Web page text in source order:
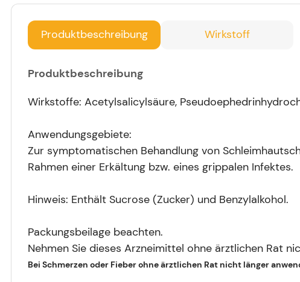
Produktbeschreibung Wirkstoff
Produktbeschreibung
Wirkstoffe: Acetylsalicylsäure,
Anwendungsgebiete:
Zur symptomatischen Behandlung von
Rahmen einer Erkältung bzw. eines grippalen Infektes.
Hinweis: Enthält Sucrose (Zucker) und Benzylalkohol.
Packungsbeilage beachten.
Nehmen Sie dieses Arzneimittel ohne ärztlichen Rat
Bei Schmerzen oder Fieber ohne ärztlichen Rat nicht länger